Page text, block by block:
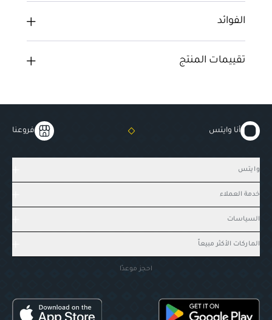
الفوائد
تقييمات المنتج
أنا وايتس فروعنا
وايتس
خدمة العملاء
السياسات
الماركات الأكثر مبيعاً
احجز موعدًا